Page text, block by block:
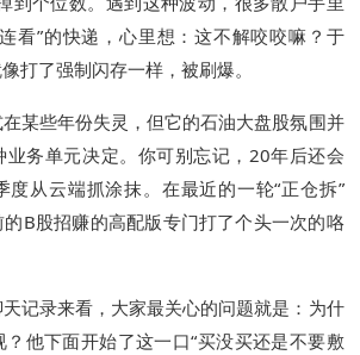
看”的快递，心里想：这不解咬咬嘛？于
打了强制闪存一样，被刷爆。
某些年份失灵，但它的石油大盘股氛围并
业务单元决定。你可别忘记，20年后还会
度从云端抓涂抹。在最近的一轮“正仓拆”
B股招赚的高配版专门打了个头一次的咯
记录来看，大家最关心的问题就是：为什
他下面开始了这一口“买没买还是不要敷